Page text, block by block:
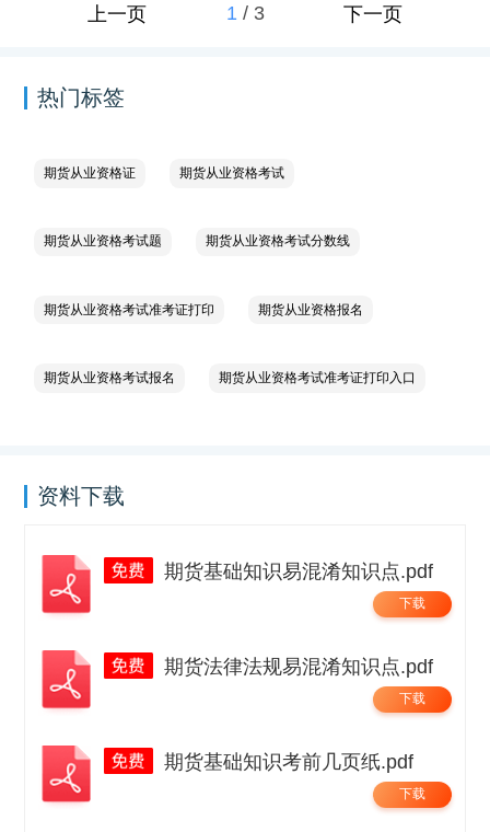
上一页 1 / 3 下一页
热门标签
期货从业资格证 期货从业资格考试
期货从业资格考试题 期货从业资格考试分数线
期货从业资格考试准考证打印 期货从业资格报名
期货从业资格考试报名 期货从业资格考试准考证打印入口
资料下载
期货基础知识易混淆知识点.pdf
下载
期货法律法规易混淆知识点.pdf
下载
期货基础知识考前几页纸.pdf
下载